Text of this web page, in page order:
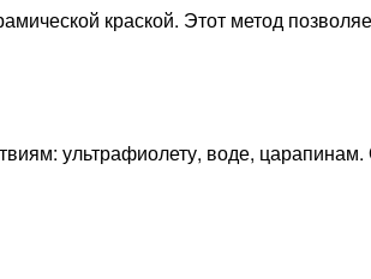
краской. Этот метод
ультрафиолету, воде,